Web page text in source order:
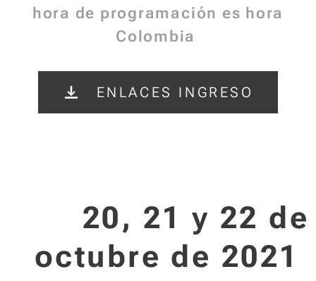
hora de programación es hora
Colombia
ENLACES INGRESO
20, 21 y 22 de
octubre de 2021